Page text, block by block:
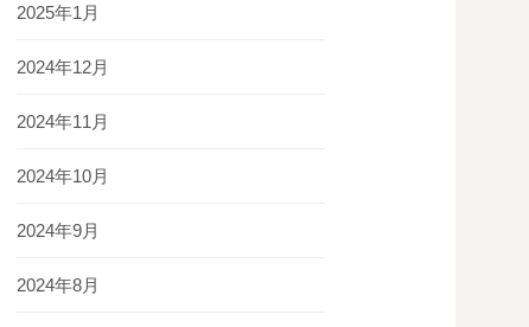
2025年1月
2024年12月
2024年11月
2024年10月
2024年9月
2024年8月